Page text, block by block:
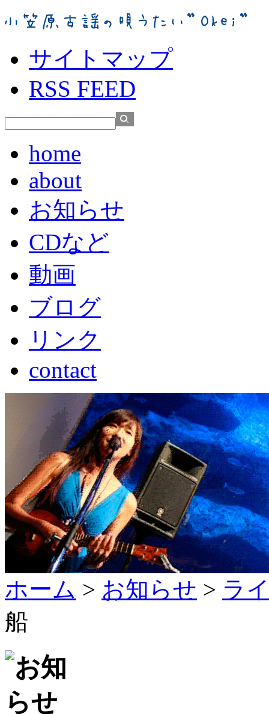
サイトマップ
RSS FEED
home
about
お知らせ
CDなど
動画
ブログ
リンク
contact
ホーム > お知らせ > ラ
船